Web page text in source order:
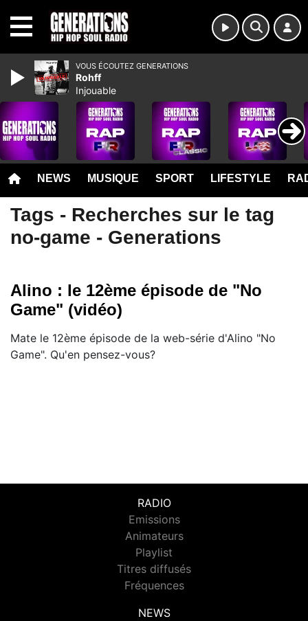
NEWS MUSIQUE SPORT LIFESTYLE
Tags - Recherches sur le tag
no-game - Generations
Alino : le 12ème épisode de "No
Game" (vidéo)
Mate le 12ème épisode de la web-série d'Alino "No
Game". Qu'en pensez-vous?
RADIO
Emissions
Animateurs
Playlist
Titres diffusés
Fréquences
NEWS
VOUS ÉCOUTEZ GENERATIONS
Rohff
Injouable